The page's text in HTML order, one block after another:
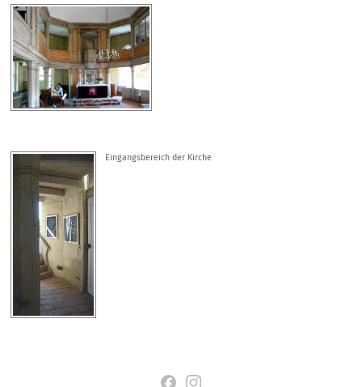
Eingangsbereich der Kirche